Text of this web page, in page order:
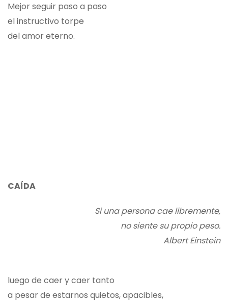
Mejor seguir paso a paso
el instructivo torpe
del amor eterno.
CAÍDA
Si una persona cae libremente,
no siente su propio peso.
Albert Einstein
luego de caer y caer tanto
a pesar de estarnos quietos, apacibles,